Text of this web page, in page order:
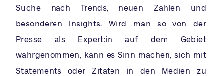
Suche nach Trends, neuen Zahlen und
besonderen Insights. Wird man so von der
Presse als Expert:in auf dem Gebiet
wahrgenommen, kann es Sinn machen, sich mit
Statements oder Zitaten in den Medien zu